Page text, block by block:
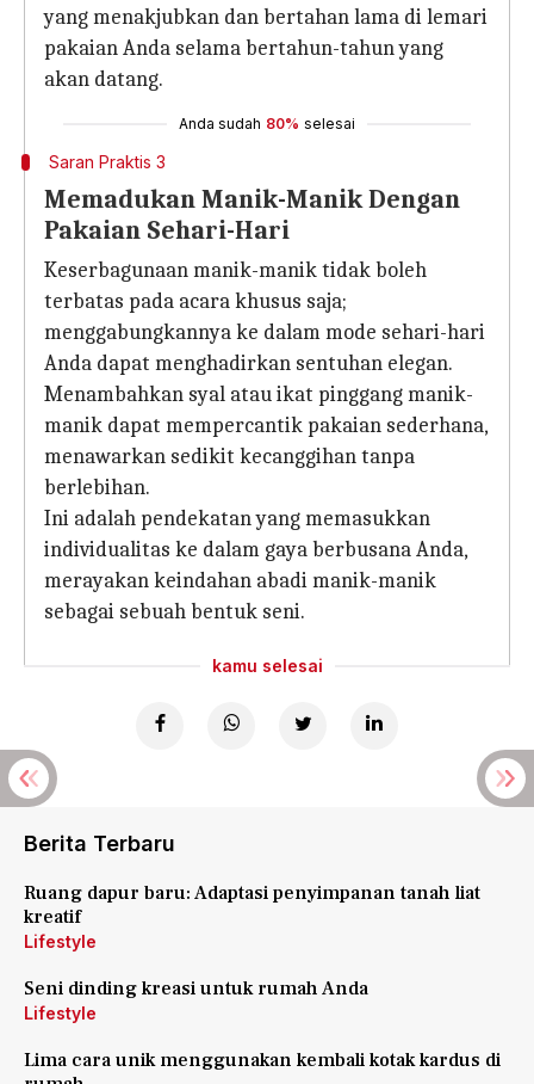
yang menakjubkan dan bertahan lama di lemari
pakaian Anda selama bertahun-tahun yang
akan datang.
Anda sudah 80% selesai
Saran Praktis 3
Memadukan Manik-Manik Dengan
Pakaian Sehari-Hari
Keserbagunaan manik-manik tidak boleh
terbatas pada acara khusus saja;
menggabungkannya ke dalam mode sehari-hari
Anda dapat menghadirkan sentuhan elegan.
Menambahkan syal atau ikat pinggang manik-
manik dapat mempercantik pakaian sederhana,
menawarkan sedikit kecanggihan tanpa
berlebihan.
Ini adalah pendekatan yang memasukkan
individualitas ke dalam gaya berbusana Anda,
merayakan keindahan abadi manik-manik
sebagai sebuah bentuk seni.
kamu selesai
Berita Terbaru
Ruang dapur baru: Adaptasi penyimpanan tanah liat
kreatif
Lifestyle
Seni dinding kreasi untuk rumah Anda
Lifestyle
Lima cara unik menggunakan kembali kotak kardus di